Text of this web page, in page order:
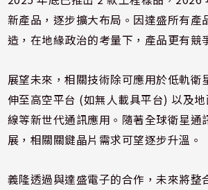
新產品，逐步擴大布局。因達盛所有產
造，在地緣政治的考量下，產品更有競
展望未來，相關技術除可應用於低軌衛
伸至高空平台 (如無人載具平台) 以及地
線等新世代通訊應用。隨著全球衛星通
展，相關關鍵晶片需求可望逐步升溫。
義隆透過與達盛電子的合作，未來將整